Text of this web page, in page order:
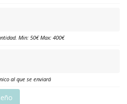
Min: 50€ Max: 400€
al que se enviará